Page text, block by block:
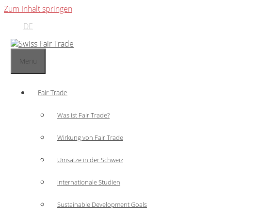
Zum Inhalt springen
DE
Menü
Fair Trade
Was ist Fair Trade?
Wirkung von Fair Trade
Umsätze in der Schweiz
Internationale Studien
Sustainable Development Goals